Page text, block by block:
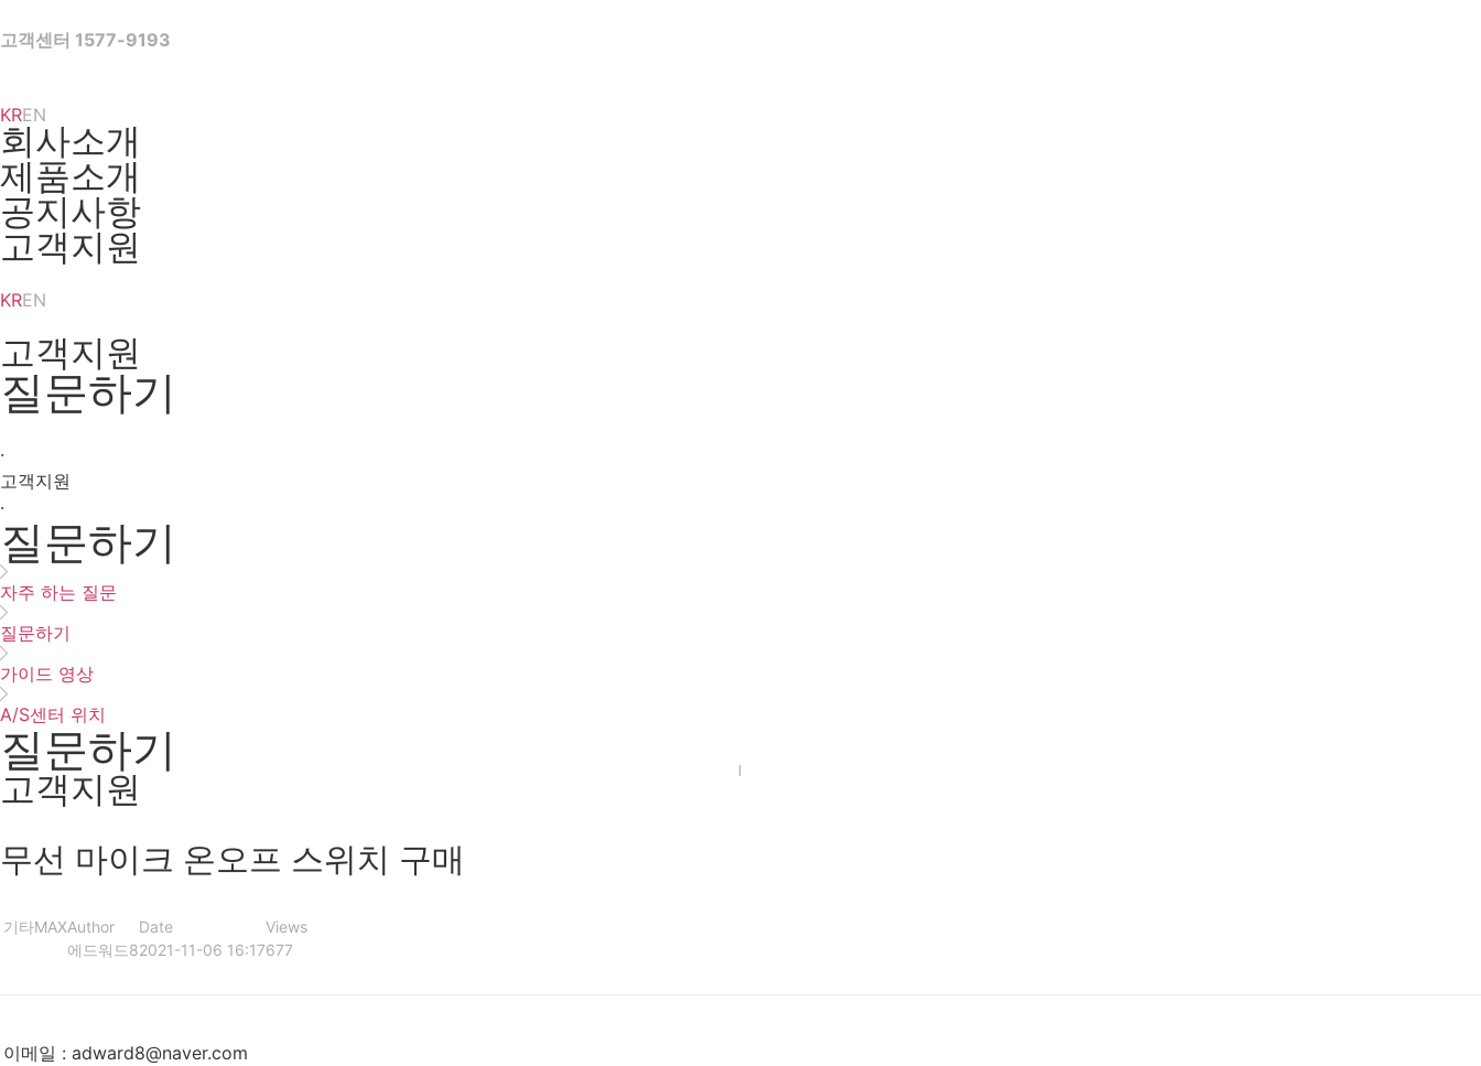
to
고객센터 1577-9193
KREN
회사소개
제품소개
공지사항
고객지원
KREN
고객지원
질문하기
·
고객지원
·
질문하기
자주 하는 질문
질문하기
가이드 영상
A/S센터 위치
질문하기
고객지원
무선 마이크 온오프 스위치 구매
기타MAXAuthor
에드워드8
Date
2021-11-06 16:17
Views
677
이메일 : adward8@naver.com